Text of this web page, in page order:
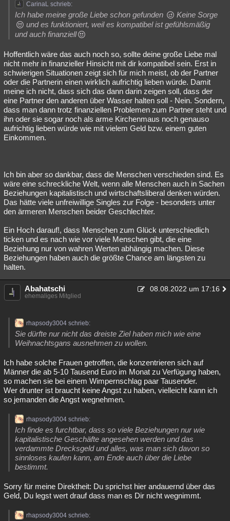
CarinaL schrieb:
Ich habe meine große Liebe schon gefunden
Keine Sorge
und es funktioniert, weil es kompatibel ist gefühlsmäßig
und auch finanziell
Hoffentlich wäre das auch noch so, sollte deine große Liebe mal
nicht mehr in finanzieller Hinsicht mit dir kompatibel sein. Erst in
schwierigen Situationen zeigt sich für mich meist, ob der Partner
oder die Partnerin einen wirklich aufrichtig lieben würde. Damit
meine ich nicht, dass sich das dann darin zeigen soll, dass der
eine Partner den anderen über Wasser halten soll - Nein. Sondern,
dass man dann trotz finanziellen Problemen zum Partner steht und
ihn oder sie sogar noch als arme Kirchenmaus noch genauso
aufrichtig lieben würde wie mit vielem Geld bzw. einem guten
Einkommen.
Ich bin aber so dankbar, dass die Menschen verschieden sind. Es
wäre eine schreckliche Welt, wenn alle Menschen auch in Sachen
Beziehungen kapitalistisch und wirtschaftsliberal denken würden.
Das hätte viele unfreiwillige Singles zur Folge - besonders unter
den ärmeren Menschen beider Geschlechter.
Ein Hoch darauf!, dass Menschen zum Glück unterschiedlich
ticken und es nach wie vor viele Menschen gibt, die eine
Beziehung nur von wahren Werten abhängig machen. Diese
Beziehungen haben auch die größte Chance am längsten zu
halten.
Abahatschi 08.08.2022 um 17:16
ehemaliges Mitglied
rhapsody3004 schrieb:
Sie dürfte nur nicht das dreiste Ziel haben mich wie eine
Weihnachtsgans ausnehmen zu wollen.
Ich habe solche Frauen getroffen, die konzentrieren sich auf
Männer die ab 5-10 Tausend Euro im Monat zu Verfügung haben,
so machen sie bei einem Wimpernschlag paar Tausender.
Wer drunter ist braucht keine Angst zu haben, vielleicht kann ich
so jemanden die Angst wegnehmen.
rhapsody3004 schrieb:
Ich finde es furchtbar, dass so viele Beziehungen nur wie
kapitalistische Geschäfte angesehen werden und das
verdammte Drecksgeld und alles, was man sich davon so
sinnloses kaufen kann, am Ende auch über die Liebe
bestimmt.
Sorry für meine Direktheit: Du sprichst hier andauernd über das
Geld, Du legst wert drauf dass man es Dir nicht wegnimmt.
rhapsody3004 schrieb: